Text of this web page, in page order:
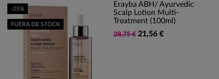
Erayba ABH/ Ayurvedic
Scalp Lotion Multi-
Treatment (100ml)
28,75 € 21,56 €
-25%
FUERA DE STOCK